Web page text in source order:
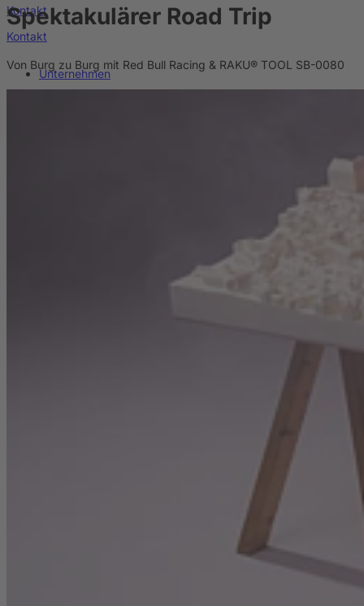
Kontakt
Kontakt
Unternehmen
Spektakulärer Road Trip
Von Burg zu Burg mit Red Bull Racing & RAKU® TOOL SB-0080